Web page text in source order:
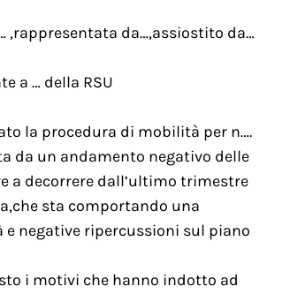
,rappresentata da…,assiostito da…
a … della RSU
la procedura di mobilità per n….
da un andamento negativo delle
a decorrere dall’ultimo trimestre
sta comportando una
negative ripercussioni sul piano
i motivi che hanno indotto ad